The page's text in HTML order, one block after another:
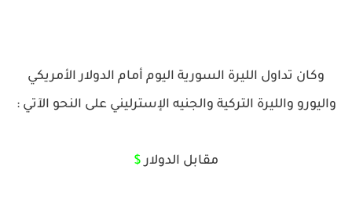
وكان تداول الليرة السورية اليوم أمام الدولار الأمريكي
واليورو والليرة التركية والجنيه الإسترليني على النحو الآتي :
مقابل الدولار$